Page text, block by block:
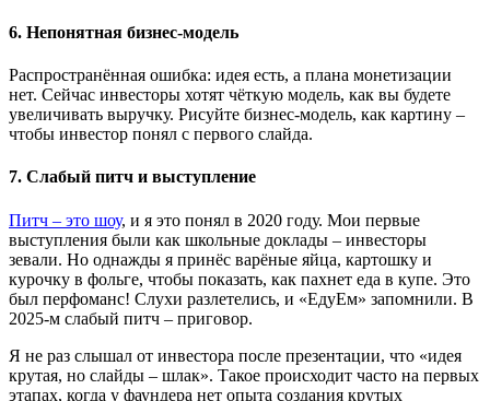
6. Непонятная бизнес-модель
Распространённая ошибка: идея есть, а плана монетизации
нет. Сейчас инвесторы хотят чёткую модель, как вы будете
увеличивать выручку. Рисуйте бизнес-модель, как картину –
чтобы инвестор понял с первого слайда.
7. Слабый питч и выступление
Питч – это шоу, и я это понял в 2020 году. Мои первые
выступления были как школьные доклады – инвесторы
зевали. Но однажды я принёс варёные яйца, картошку и
курочку в фольге, чтобы показать, как пахнет еда в купе. Это
был перфоманс! Слухи разлетелись, и «ЕдуЕм» запомнили. В
2025-м слабый питч – приговор.
Я не раз слышал от инвестора после презентации, что «идея
крутая, но слайды – шлак». Такое происходит часто на первых
этапах, когда у фаундера нет опыта создания крутых